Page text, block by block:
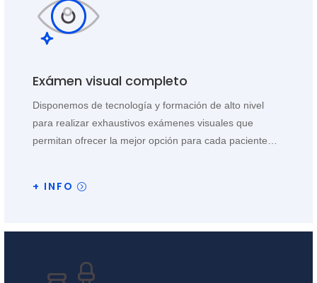
Exámen visual completo
Disponemos de tecnología y formación de alto nivel
para realizar exhaustivos exámenes visuales que
permitan ofrecer la mejor opción para cada paciente…
+ INFO